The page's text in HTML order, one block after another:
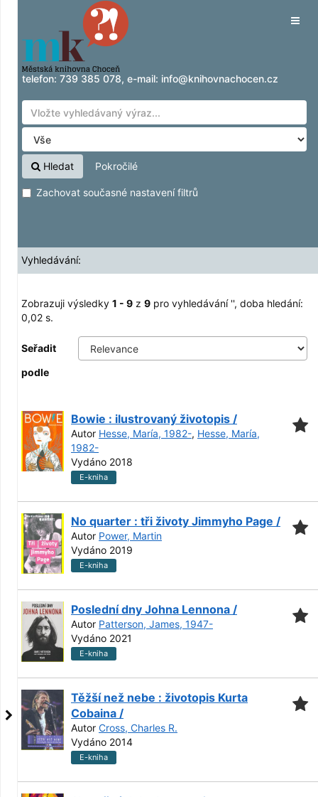
Zobrazuji výsledky1 - 9z
Přeskočit na obsah
telefon: 739 385 078, e-mail: info@knihovnachocen.cz
Hledat Pokročilé
Zachovat současné nastavení filtrů
Vyhledávání:
Zobrazuji výsledky 1 - 9 z 9 pro vyhledávání '', doba hledání:
0,02 s.
Seřadit
podle
Bowie : ilustrovaný životopis /
Autor Hesse, María, 1982-, Hesse, María,
1982-
Vydáno 2018
E-kniha
No quarter : tři životy Jimmyho Page /
Autor Power, Martin
Vydáno 2019
E-kniha
Poslední dny Johna Lennona /
Autor Patterson, James, 1947-
Vydáno 2021
E-kniha
Těžší než nebe : životopis Kurta
Cobaina /
Autor Cross, Charles R.
Vydáno 2014
E-kniha